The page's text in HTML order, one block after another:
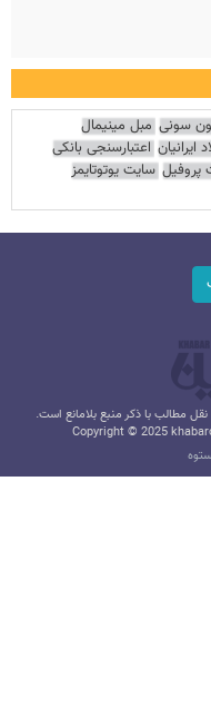
سونی مبل مینیمال
اعتبارسنجی بانکی
پروفیل سایت یوتوتایمز
مطالب با ذکر منبع بلامانع است.
Copyright © 2025